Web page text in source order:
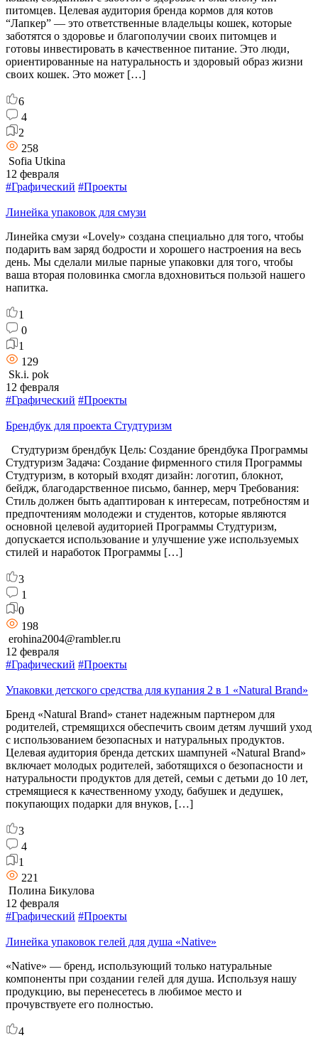
питомцев. Целевая аудитория бренда кормов для котов
“Лапкер” — это ответственные владельцы кошек, которые
заботятся о здоровье и благополучии своих питомцев и
готовы инвестировать в качественное питание. Это люди,
ориентированные на натуральность и здоровый образ жизни
своих кошек. Это может […]
6
4
2
258
Sofia Utkina
12 февраля
#Графический #Проекты
Линейка упаковок для смузи
Линейка смузи «Lovely» создана специально для того, чтобы
подарить вам заряд бодрости и хорошего настроения на весь
день. Мы сделали милые парные упаковки для того, чтобы
ваша вторая половинка смогла вдохновиться пользой нашего
напитка.
1
0
1
129
Sk.i. pok
12 февраля
#Графический #Проекты
Брендбук для проекта Студтуризм
Студтуризм брендбук Цель: Создание брендбука Программы
Студтуризм Задача: Создание фирменного стиля Программы
Студтуризм, в который входят дизайн: логотип, блокнот,
бейдж, благодарственное письмо, баннер, мерч Требования:
Стиль должен быть адаптирован к интересам, потребностям и
предпочтениям молодежи и студентов, которые являются
основной целевой аудиторией Программы Студтуризм,
допускается использование и улучшение уже используемых
стилей и наработок Программы […]
3
1
0
198
erohina2004@rambler.ru
12 февраля
#Графический #Проекты
Упаковки детского средства для купания 2 в 1 «Natural Brand»
Бренд «Natural Brand» станет надежным партнером для
родителей, стремящихся обеспечить своим детям лучший уход
с использованием безопасных и натуральных продуктов.
Целевая аудитория бренда детских шампуней «Natural Brand»
включает молодых родителей, заботящихся о безопасности и
натуральности продуктов для детей, семьи с детьми до 10 лет,
стремящиеся к качественному уходу, бабушек и дедушек,
покупающих подарки для внуков, […]
3
4
1
221
Полина Бикулова
12 февраля
#Графический #Проекты
Линейка упаковок гелей для душа «Native»
«Native» — бренд, использующий только натуральные
компоненты при создании гелей для душа. Используя нашу
продукцию, вы перенесетесь в любимое место и
прочувствуете его полностью.
4